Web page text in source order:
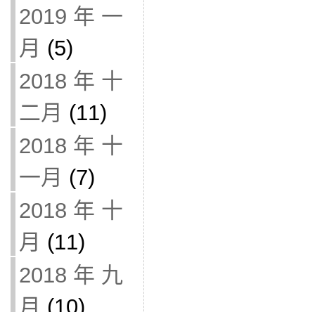
2019 年 一
月 (5)
2018 年 十
二月 (11)
2018 年 十
一月 (7)
2018 年 十
月 (11)
2018 年 九
月 (10)